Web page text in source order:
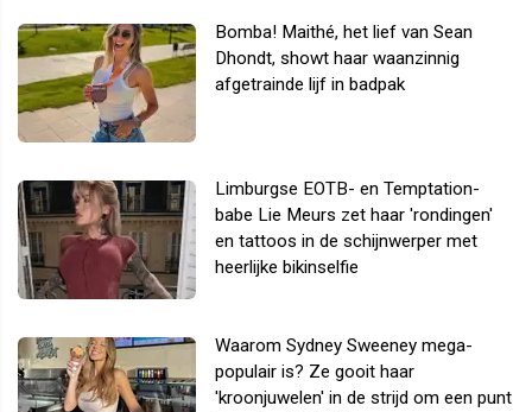
Bomba! Maithé, het lief van Sean
Dhondt, showt haar waanzinnig
afgetrainde lijf in badpak
Limburgse EOTB- en Temptation-
babe Lie Meurs zet haar 'rondingen'
en tattoos in de schijnwerper met
heerlijke bikinselfie
Waarom Sydney Sweeney mega-
populair is? Ze gooit haar
'kroonjuwelen' in de strijd om een punt